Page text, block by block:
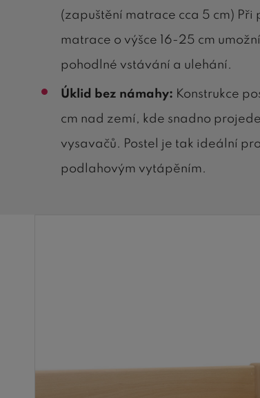
(zapuštění matrace cca 5 cm)
matrace o výšce 16-25 cm
pohodlné vstávání a ulehání.
Úklid bez námahy: Konstrukce
cm nad zemí, kde snadno
vysavačů. Postel je tak ideální
podlahovým vytápěním.